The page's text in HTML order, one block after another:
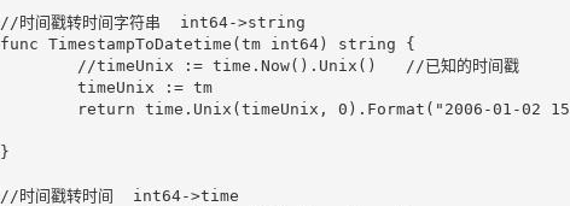
//时间戳转时间字符串  int64->string
func TimestampToDatetime(tm int64) string {
}
//时间戳转时间  int64->time